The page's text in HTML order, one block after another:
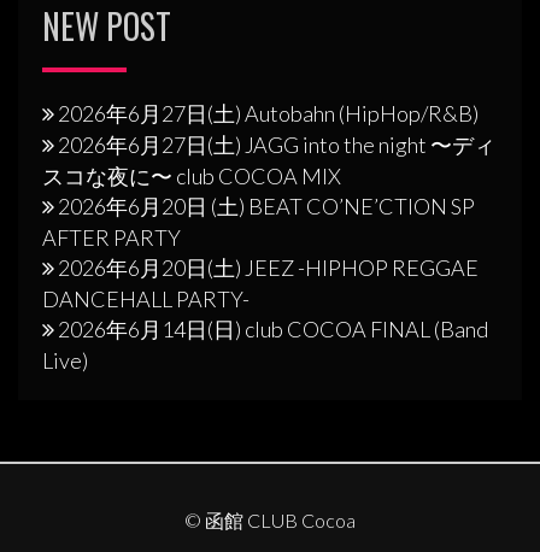
NEW POST
2026年6月27日(土) Autobahn (HipHop/R&B)
2026年6月27日(土) JAGG into the night 〜ディ
スコな夜に〜 club COCOA MIX
2026年6月20日 (土) BEAT CO’NE’CTION SP
AFTER PARTY
2026年6月20日(土) JEEZ -HIPHOP REGGAE
DANCEHALL PARTY-
2026年6月14日(日) club COCOA FINAL (Band
Live)
© 函館 CLUB Cocoa